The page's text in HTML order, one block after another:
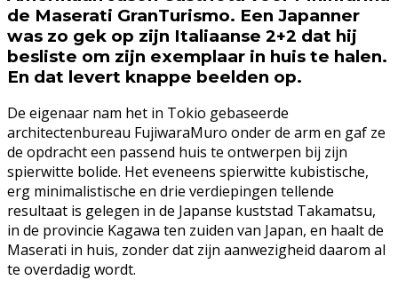
de Maserati GranTurismo. Een Japanner
was zo gek op zijn Italiaanse 2+2 dat hij
besliste om zijn exemplaar in huis te halen.
En dat levert knappe beelden op.
De eigenaar nam het in Tokio gebaseerde
architectenbureau FujiwaraMuro onder de arm en gaf ze
de opdracht een passend huis te ontwerpen bij zijn
spierwitte bolide. Het eveneens spierwitte kubistische,
erg minimalistische en drie verdiepingen tellende
resultaat is gelegen in de Japanse kuststad Takamatsu,
in de provincie Kagawa ten zuiden van Japan, en haalt de
Maserati in huis, zonder dat zijn aanwezigheid daarom al
te overdadig wordt.